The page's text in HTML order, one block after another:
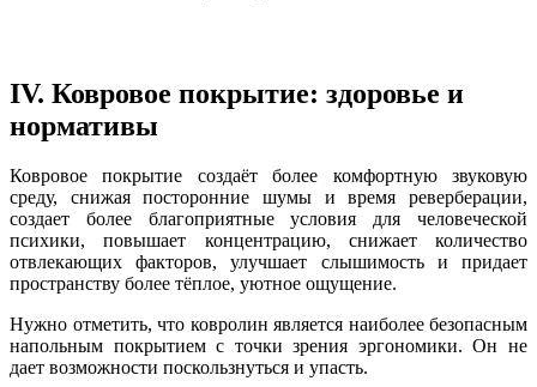
IV. Ковровое покрытие: здоровье и
нормативы
Ковровое покрытие создаёт более комфортную звуковую
среду, снижая посторонние шумы и время реверберации,
создает более благоприятные условия для человеческой
психики, повышает концентрацию, снижает количество
отвлекающих факторов, улучшает слышимость и придает
пространству более тёплое, уютное ощущение.
Нужно отметить, что ковролин является наиболее безопасным
напольным покрытием с точки зрения эргономики. Он не
дает возможности поскользнуться и упасть.